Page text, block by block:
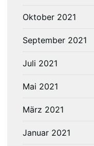
Oktober 2021
September 2021
Juli 2021
Mai 2021
März 2021
Januar 2021